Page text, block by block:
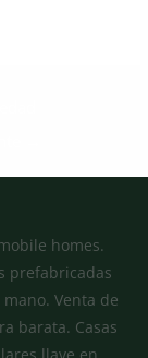
homes.
prefabricadas
Venta de
barata. Casas